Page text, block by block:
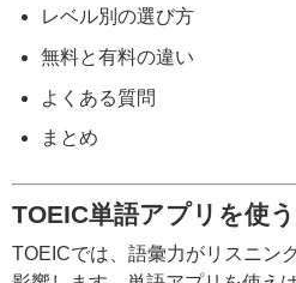
レベル別の選び方
無料と有料の違い
よくある質問
まとめ
TOEIC単語アプリを使
TOEICでは、語彙力がリスニン